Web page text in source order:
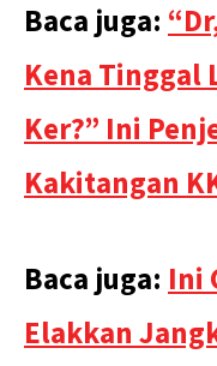
Baca juga:
Kena Tinggal
Ker?” Ini
Kakitangan
Baca juga: Ini
Elakkan